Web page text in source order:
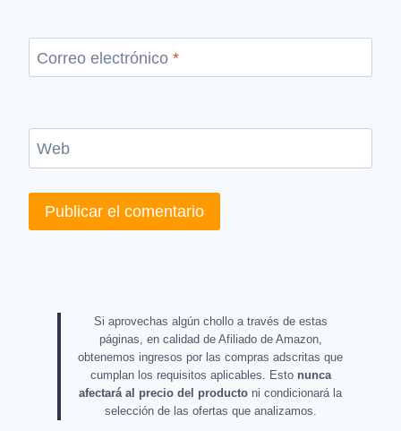
Correo electrónico *
Web
Si aprovechas algún chollo a través de estas
páginas, en calidad de Afiliado de Amazon,
obtenemos ingresos por las compras adscritas que
cumplan los requisitos aplicables. Esto nunca
afectará al precio del producto ni condicionará la
selección de las ofertas que analizamos.